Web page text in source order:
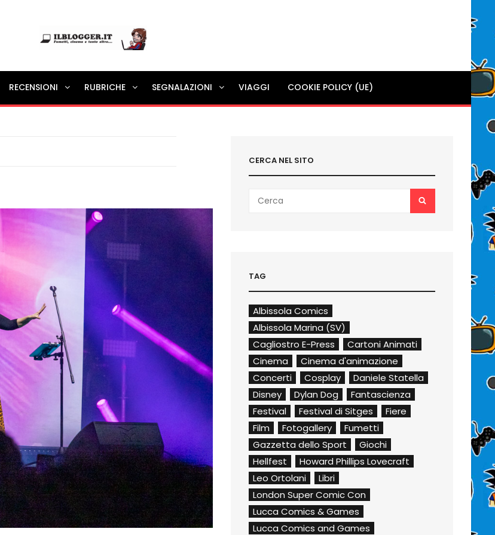
Ilblogger.it
Il portalino di blog |
RECENSIONI RUBRICHE SEGNALAZIONI VIAGGI COOKIE POLICY (UE)
CERCA NEL SITO
for:
TAG
Albissola Comics
Albissola Marina (SV)
Cagliostro E-Press
Cartoni Animati
Cinema
Cinema d'animazione
Concerti
Cosplay
Daniele Statella
Disney
Dylan Dog
Fantascienza
Festival
Festival di Sitges
Fiere
Film
Fotogallery
Fumetti
Gazzetta dello Sport
Giochi
Hellfest
Howard Phillips Lovecraft
Leo Ortolani
Libri
London Super Comic Con
Lucca Comics & Games
Lucca Comics and Games